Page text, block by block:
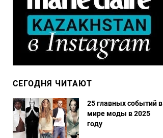
СЕГОДНЯ ЧИТАЮТ
25 главных событий в
мире моды в 2025
году